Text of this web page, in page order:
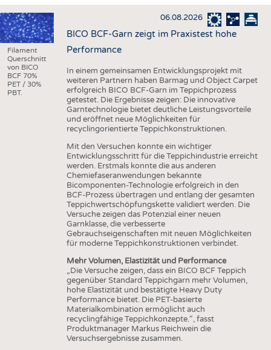
HAUS- UND HEIMTEXTILIEN
BEKLEIDUNG
TESTS
BUSINESS
UNTERNEHMEN
AUSSCHREIBUNGEN
DTV AUSSCHREIBUNGSDIENST
STATISTICS
ADRESSEN & LINKS
PUBLIKATIONEN
BRANCHENTERMINE
Filament
Querschnitt
von BICO
BCF 70%
PET / 30%
PBT.
06.08.2026
BICO BCF-Garn zeigt im Praxistest hohe
Performance
In einem gemeinsamen Entwicklungsprojekt mit
weiteren Partnern haben Barmag und Object Carpet
erfolgreich BICO BCF-Garn im Teppichprozess
getestet. Die Ergebnisse zeigen: Die innovative
Garntechnologie bietet deutliche Leistungsvorteile
und eröffnet neue Möglichkeiten für
recyclingorientierte Teppichkonstruktionen.
Mit den Versuchen konnte ein wichtiger
Entwicklungsschritt für die Teppichindustrie erreicht
werden. Erstmals konnte die aus anderen
Chemiefaseranwendungen bekannte
Bicomponenten-Technologie erfolgreich in den
BCF-Prozess übertragen und entlang der gesamten
Teppichwertschöpfungskette validiert werden. Die
Versuche zeigen das Potenzial einer neuen
Garnklasse, die verbesserte
Gebrauchseigenschaften mit neuen Möglichkeiten
für moderne Teppichkonstruktionen verbindet.
Mehr Volumen, Elastizität und Performance
„Die Versuche zeigen, dass ein BICO BCF Teppich
gegenüber Standard Teppichgarn mehr Volumen,
hohe Elastizität und bestätigte Heavy Duty
Performance bietet. Die PET-basierte
Materialkombination ermöglicht auch
recyclingfähige Teppichkonzepte.“, fasst
Produktmanager Markus Reichwein die
Versuchsergebnisse zusammen.